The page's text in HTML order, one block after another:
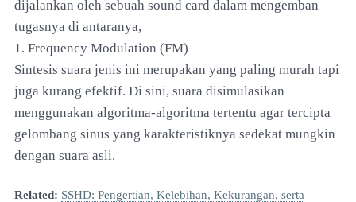
dijalankan oleh sebuah sound card dalam mengemban
tugasnya di antaranya,
1. Frequency Modulation (FM)
Sintesis suara jenis ini merupakan yang paling murah tapi
juga kurang efektif. Di sini, suara disimulasikan
menggunakan algoritma-algoritma tertentu agar tercipta
gelombang sinus yang karakteristiknya sedekat mungkin
dengan suara asli.
Related: SSHD: Pengertian, Kelebihan, Kekurangan, serta